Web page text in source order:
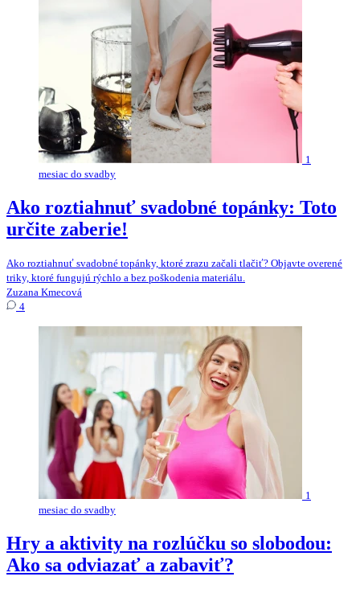
1
mesiac do svadby
Ako roztiahnuť svadobné topánky: Toto
určite zaberie!
Ako roztiahnuť svadobné topánky, ktoré zrazu začali tlačiť? Objavte overené
triky, ktoré fungujú rýchlo a bez poškodenia materiálu.
Zuzana Kmecová
4
1
mesiac do svadby
Hry a aktivity na rozlúčku so slobodou:
Ako sa odviazať a zabaviť?